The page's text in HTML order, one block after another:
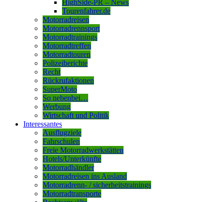
HighSide-PR – News
Tourenfahrer.de
Motorradreisen
Motorradrennsport
Motorradtrainings
Motorradtreffen
Motorradtouren
Polizeiberichte
Recht
Rückrufaktionen
SuperMoto
So nebenbei…
Werbung
Wirtschaft und Politik
Interessantes
Ausflugziele
Fahrschulen
Freie Motorradwerkstätten
Hotels/Unterkünfte
Motorradhändler
Motorradreisen ins Ausland
Motorradrenn- / sicherheitstrainings
Motorradtransporte